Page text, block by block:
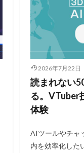
2026年7月22日
読まれない
る。VTuber
体験
AIツールやチャ
内を効率化した